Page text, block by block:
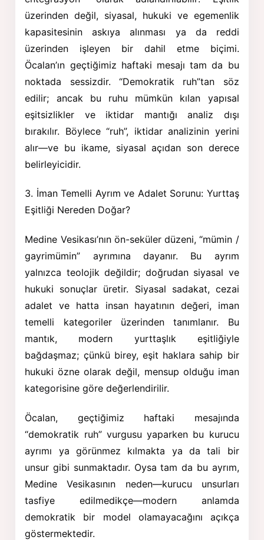
üzerinden değil, siyasal, hukuki ve egemenlik
kapasitesinin askıya alınması ya da reddi
üzerinden işleyen bir dahil etme biçimi.
Öcalan’ın geçtiğimiz haftaki mesajı tam da bu
noktada sessizdir. “Demokratik ruh”tan söz
edilir; ancak bu ruhu mümkün kılan yapısal
eşitsizlikler ve iktidar mantığı analiz dışı
bırakılır. Böylece “ruh”, iktidar analizinin yerini
alır—ve bu ikame, siyasal açıdan son derece
belirleyicidir.
3. İman Temelli Ayrım ve Adalet Sorunu: Yurttaş
Eşitliği Nereden Doğar?
Medine Vesikası’nın ön-seküler düzeni, “mümin /
gayrimümin” ayrımına dayanır. Bu ayrım
yalnızca teolojik değildir; doğrudan siyasal ve
hukuki sonuçlar üretir. Siyasal sadakat, cezai
adalet ve hatta insan hayatının değeri, iman
temelli kategoriler üzerinden tanımlanır. Bu
mantık, modern yurttaşlık eşitliğiyle
bağdaşmaz; çünkü birey, eşit haklara sahip bir
hukuki özne olarak değil, mensup olduğu iman
kategorisine göre değerlendirilir.
Öcalan, geçtiğimiz haftaki mesajında
“demokratik ruh” vurgusu yaparken bu kurucu
ayrımı ya görünmez kılmakta ya da tali bir
unsur gibi sunmaktadır. Oysa tam da bu ayrım,
Medine Vesikasının neden—kurucu unsurları
tasfiye edilmedikçe—modern anlamda
demokratik bir model olamayacağını açıkça
göstermektedir.